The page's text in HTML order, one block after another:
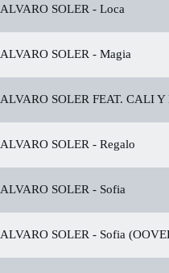
ALVARO SOLER - Loca
ALVARO SOLER - Magia
ALVARO SOLER FEAT. CALI
ALVARO SOLER - Regalo
ALVARO SOLER - Sofia
ALVARO SOLER - Sofia